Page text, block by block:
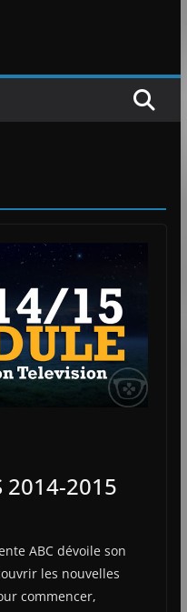
2014-2015
ABC dévoile son
les nouvelles
commencer,